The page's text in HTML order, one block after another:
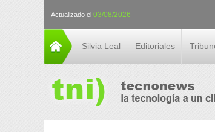
Actualizado el 03/08/2026
Silvia Leal Editoriales